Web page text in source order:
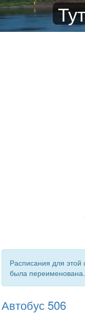
Расписания для этой
была переименована.
Автобус 506